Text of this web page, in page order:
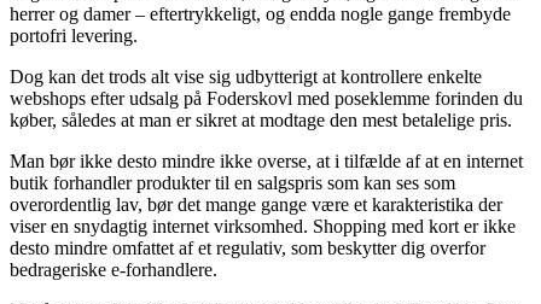
herrer og damer – eftertrykkeligt, og endda nogle gange frembyde
portofri levering.
Dog kan det trods alt vise sig udbytterigt at kontrollere enkelte
webshops efter udsalg på Foderskovl med poseklemme forinden du
køber, således at man er sikret at modtage den mest betalelige pris.
Man bør ikke desto mindre ikke overse, at i tilfælde af at en internet
butik forhandler produkter til en salgspris som kan ses som
overordentlig lav, bør det mange gange være et karakteristika der
viser en snydagtig internet virksomhed. Shopping med kort er ikke
desto mindre omfattet af et regulativ, som beskytter dig overfor
bedrageriske e-forhandlere.